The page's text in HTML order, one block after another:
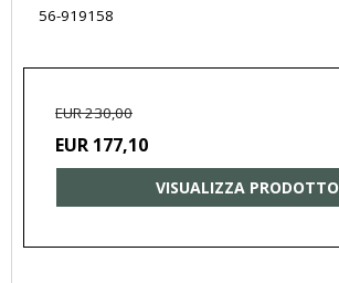
56-919158
EUR 230,00
EUR 177,10
VISUALIZZA PRODOTTO